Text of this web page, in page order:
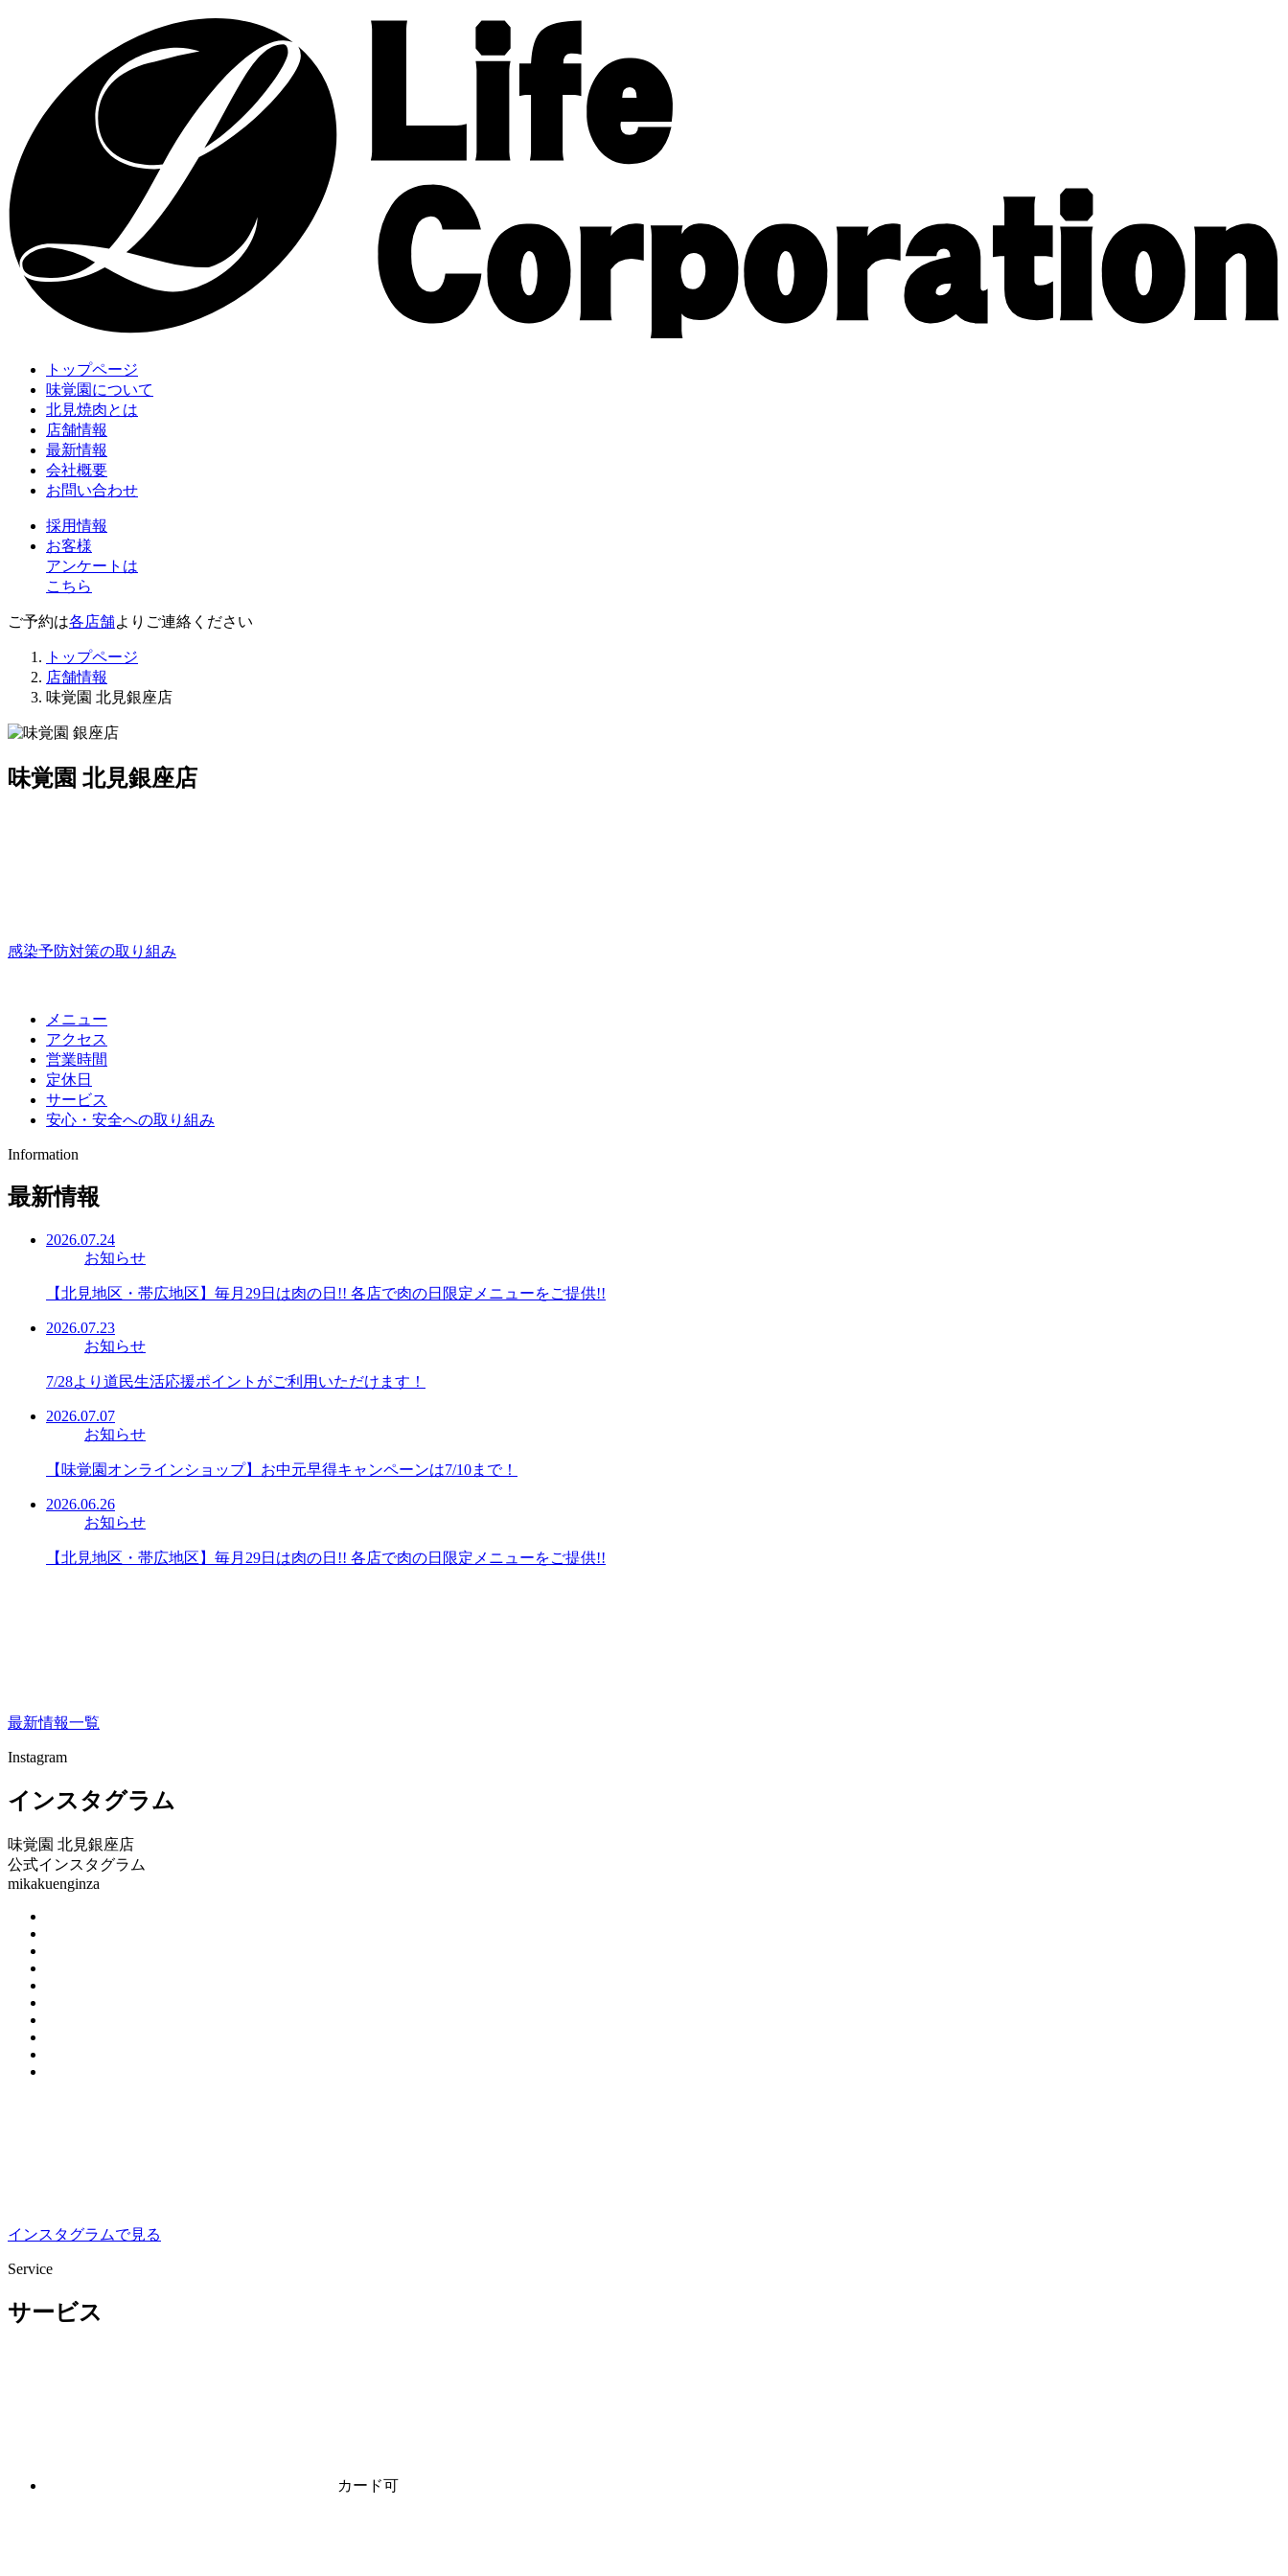
トップページ
味覚園について
北見焼肉とは
店舗情報
最新情報
会社概要
お問い合わせ
採用情報
お客様
アンケートは
こちら
ご予約は各店舗よりご連絡ください
トップページ
店舗情報
味覚園 北見銀座店
味覚園 北見銀座店
感染予防対策の取り組み
メニュー
アクセス
営業時間
定休日
サービス
安心・安全への取り組み
Information
最新情報
2026.07.24
お知らせ
【北見地区・帯広地区】毎月29日は肉の日!! 各店で肉の日限定メニューをご提供!!
2026.07.23
お知らせ
7/28より道民生活応援ポイントがご利用いただけます！
2026.07.07
お知らせ
【味覚園オンラインショップ】お中元早得キャンペーンは7/10まで！
2026.06.26
お知らせ
【北見地区・帯広地区】毎月29日は肉の日!! 各店で肉の日限定メニューをご提供!!
最新情報一覧
Instagram
インスタグラム
味覚園 北見銀座店
公式インスタグラム
mikakuenginza
インスタグラムで見る
Service
サービス
カード可